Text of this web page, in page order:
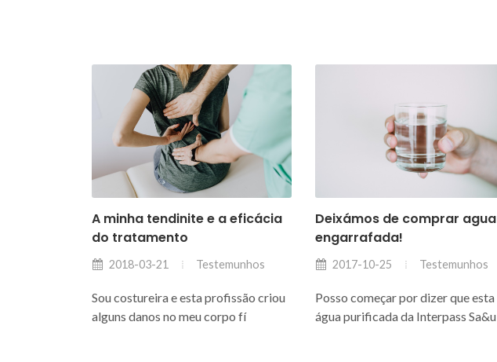
A minha tendinite e a eficácia
do tratamento
2018-03-21 Testemunhos
Sou costureira e esta profissão criou
alguns danos no meu corpo fí
Deixámos de comprar agua
engarrafada!
2017-10-25 Testemunhos
Posso começar por dizer que esta
água purificada da Interpass Sa&u